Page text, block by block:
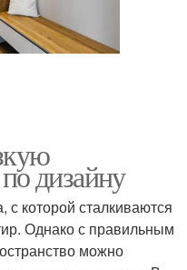
дизайну
с которой сталкиваются
Однако с правильным
можно